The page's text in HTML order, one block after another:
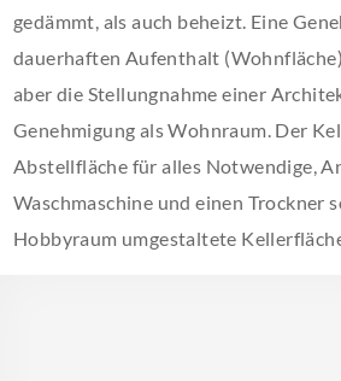
gedämmt, als auch beheizt. Eine
dauerhaften Aufenthalt
aber die Stellungnahme einer
Genehmigung als Wohnraum. Der
Abstellfläche für alles Notwendige,
Waschmaschine und einen Trockner
Hobbyraum umgestaltete